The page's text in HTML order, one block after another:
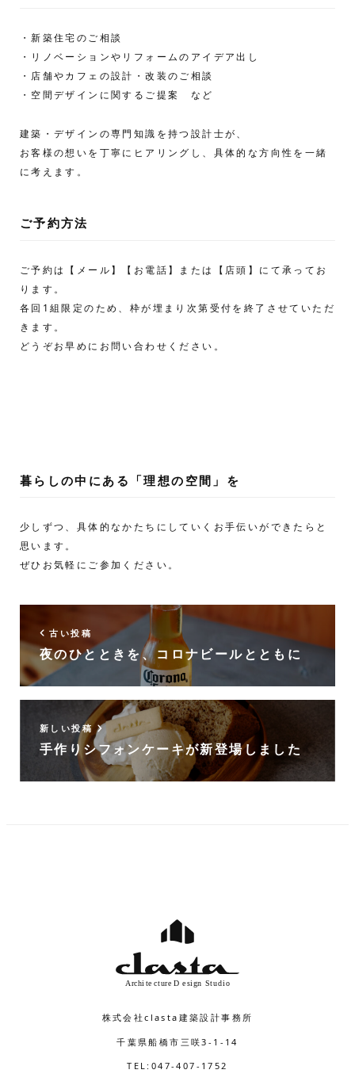
・新築住宅のご相談
・リノベーションやリフォームのアイデア出し
・店舗やカフェの設計・改装のご相談
・空間デザインに関するご提案 など
建築・デザインの専門知識を持つ設計士が、
お客様の想いを丁寧にヒアリングし、具体的な方向性を一緒
に考えます。
ご予約方法
ご予約は【メール】【お電話】または【店頭】にて承ってお
ります。
各回1組限定のため、枠が埋まり次第受付を終了させていただ
きます。
どうぞお早めにお問い合わせください。
暮らしの中にある「理想の空間」を
少しずつ、具体的なかたちにしていくお手伝いができたらと
思います。
ぜひお気軽にご参加ください。
古い投稿
夜のひとときを、コロナビールとともに
新しい投稿
手作りシフォンケーキが新登場しました
株式会社clasta建築設計事務所
千葉県船橋市三咲3-1-14
TEL:047-407-1752